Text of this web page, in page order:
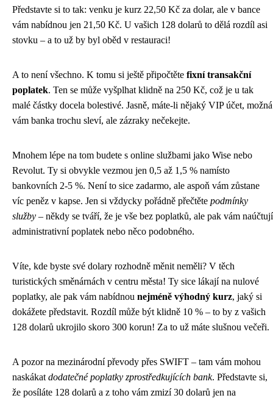
Představte si to tak: venku je kurz 22,50 Kč za dolar, ale v bance
vám nabídnou jen 21,50 Kč. U vašich 128 dolarů to dělá rozdíl asi
stovku – a to už by byl oběd v restauraci!
A to není všechno. K tomu si ještě připočtěte fixní transakční
poplatek. Ten se může vyšplhat klidně na 250 Kč, což je u tak
malé částky docela bolestivé. Jasně, máte-li nějaký VIP účet, možná
vám banka trochu sleví, ale zázraky nečekejte.
Mnohem lépe na tom budete s online službami jako Wise nebo
Revolut. Ty si obvykle vezmou jen 0,5 až 1,5 % namísto
bankovních 2-5 %. Není to sice zadarmo, ale aspoň vám zůstane
víc peněz v kapse. Jen si vždycky pořádně přečtěte podmínky
služby – někdy se tváří, že je vše bez poplatků, ale pak vám naúčtují
administrativní poplatek nebo něco podobného.
Víte, kde byste své dolary rozhodně měnit neměli? V těch
turistických směnárnách v centru města! Ty sice lákají na nulové
poplatky, ale pak vám nabídnou nejméně výhodný kurz, jaký si
dokážete představit. Rozdíl může být klidně 10 % – to by z vašich
128 dolarů ukrojilo skoro 300 korun! Za to už máte slušnou večeři.
A pozor na mezinárodní převody přes SWIFT – tam vám mohou
naskákat dodatečné poplatky zprostředkujících bank. Představte si,
že posíláte 128 dolarů a z toho vám zmizí 30 dolarů jen na